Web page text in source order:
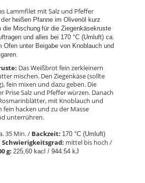
Lammfilet mit Salz und Pfeffer
heißen Pfanne im Olivenöl kurz
die Mischung für die Ziegenkäsekruste
und alles bei 170 °C (Umluft) ca.
Ofen unter Beigabe von Knoblauch und
Das Weißbrot fein zerkleinern
mischen. Den Ziegenkäse (sollte
fein mixen und dazu geben. Die
Prise Salz und Pfeffer würzen. Danach
mit Knoblauch und
fein hacken und zu der Masse
unterrühren.
35 Min. / Backzeit: 170 °C (Umluft)
Schwierigkeitsgrad: mittel bis hoch /
g: 225,60 kacl / 944.54 kJ